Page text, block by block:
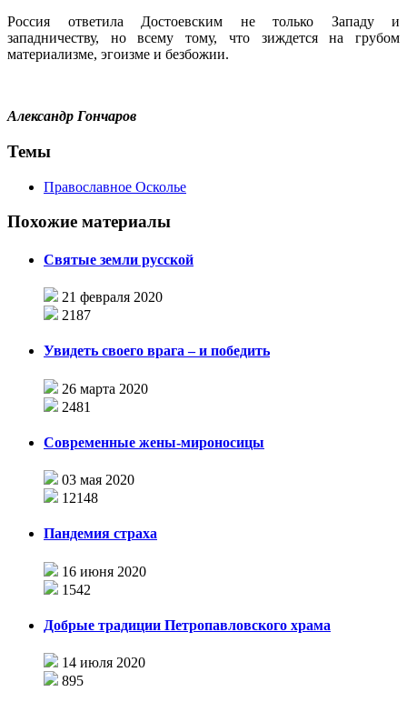
Россия ответила Достоевским не только Западу и
западничеству, но всему тому, что зиждется на грубом
материализме, эгоизме и безбожии.
Александр Гончаров
Темы
Православное Осколье
Похожие материалы
Святые земли русской
21 февраля 2020
2187
Увидеть своего врага – и победить
26 марта 2020
2481
Современные жены-мироносицы
03 мая 2020
12148
Пандемия страха
16 июня 2020
1542
Добрые традиции Петропавловского храма
14 июля 2020
895